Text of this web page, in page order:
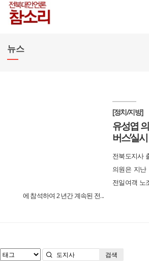
뉴스
[정치/지방]
유성엽
버스’실
전북도지사
의원은 지
전일여객 노
에 참석하여 2년간 계속된 전...
검색